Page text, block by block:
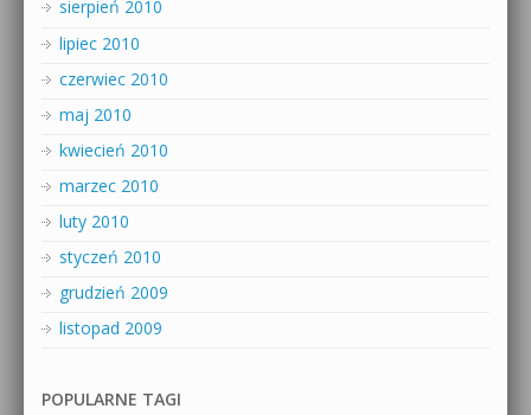
sierpień 2010
lipiec 2010
czerwiec 2010
maj 2010
kwiecień 2010
marzec 2010
luty 2010
styczeń 2010
grudzień 2009
listopad 2009
POPULARNE TAGI